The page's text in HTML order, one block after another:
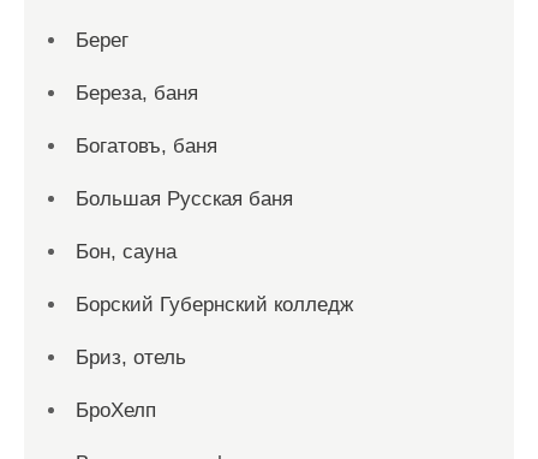
Берег
Береза, баня
Богатовъ, баня
Большая Русская баня
Бон, сауна
Борский Губернский колледж
Бриз, отель
БроХелп